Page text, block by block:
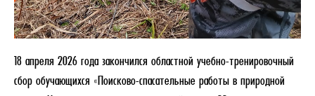
18 апреля 2026 года закончился областной учебно-тренировочный
сбор обучающихся «Поисково-спасательные работы в природной